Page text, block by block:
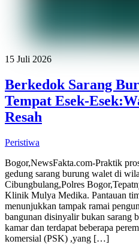
15 Juli 2026
Berkedok Sarang
Tempat Esek-
Resah
Peristiwa
Bogor,NewsFakta.com-Praktik
gedung sarang burung walet di
Cibungbulang,Polres
Klinik Mulya Medika. Pantauan
menunjukkan tampak ramai
bangunan disinyalir bukan sarang
kamar dan terdapat beberapa
komersial (PSK) ,yang […]